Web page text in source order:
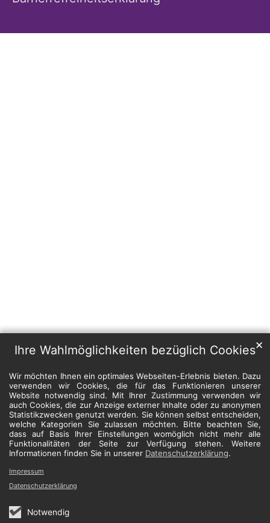
Ihre Wahlmöglichkeiten bezüglich Cookies
Wir möchten Ihnen ein optimales Webseiten-Erlebnis bieten. Dazu
verwenden wir Cookies, die für das Funktionieren unserer
Website notwendig sind. Mit Ihrer Zustimmung verwenden wir
auch Cookies, die zur Anzeige externer Inhalte oder zu anonymen
Statistikzwecken genutzt werden. Sie können selbst entscheiden,
welche Kategorien Sie zulassen möchten. Bitte beachten Sie,
dass auf Basis Ihrer Einstellungen womöglich nicht mehr alle
Funktionalitäten der Seite zur Verfügung stehen. Weitere
Informationen finden Sie in unserer Datenschutzerklärung.
Notwendig
✕
Impressum
Datenschutzerklärung